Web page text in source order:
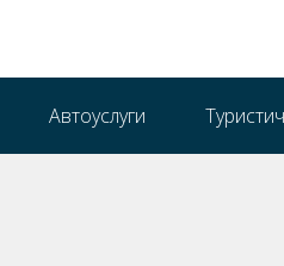
Автоуслуги